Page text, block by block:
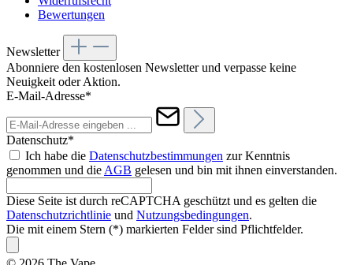
Bewertungen
Newsletter
Abonniere den kostenlosen Newsletter und verpasse keine
Neuigkeit oder Aktion.
E-Mail-Adresse*
Datenschutz*
Ich habe die Datenschutzbestimmungen zur Kenntnis
genommen und die AGB gelesen und bin mit ihnen einverstanden.
Diese Seite ist durch reCAPTCHA geschützt und es gelten die
Datenschutzrichtlinie und Nutzungsbedingungen.
Die mit einem Stern (*) markierten Felder sind Pflichtfelder.